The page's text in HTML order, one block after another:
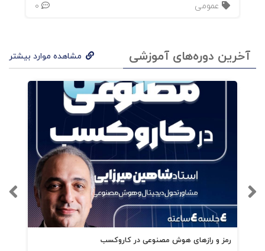
عمومی
آخرین دوره‌های آموزشی مشاهده موارد بیشتر
رمز و رازهای هوش مصنوعی در کاروکسب